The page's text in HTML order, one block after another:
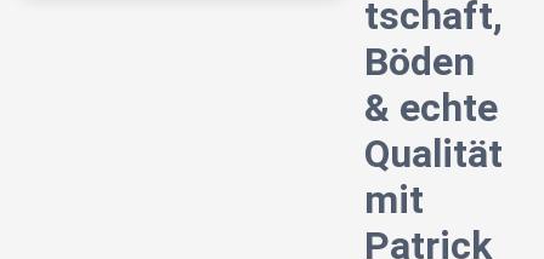
tschaft,
Böden
& echte
Qualität
mit
Patrick